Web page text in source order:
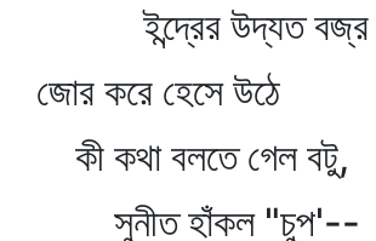
ইন্দ্রের উদ্যত বজ্র
জোর করে হেসে উঠে
কী কথা বলতে গেল বটু,
সুনীত হাঁকল "চুপ'--